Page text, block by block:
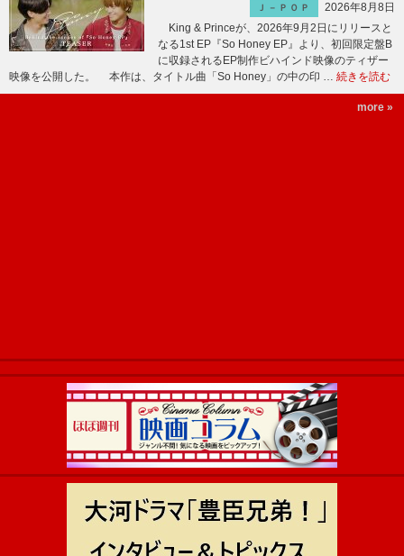
Ｊ－ＰＯＰ
2026年8月8日
King & Princeが、2026年9月2日にリリースと
なる1st EP『So Honey EP』より、初回限定盤B
に収録されるEP制作ビハインド映像のティザー
映像を公開した。 本作は、タイトル曲「So Honey」の中の印 … 続きを読む
more »